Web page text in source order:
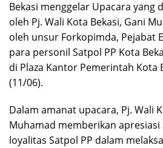
Bekasi menggelar Upacara yang
oleh Pj. Wali Kota Bekasi, Gani
oleh unsur Forkopimda, Pejabat
para personil Satpol PP Kota
di Plaza Kantor Pemerintah Kota
(11/06).
Dalam amanat upacara, Pj. Wali
Muhamad memberikan apresiasi
loyalitas Satpol PP dalam